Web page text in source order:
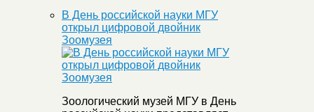
В День российской науки МГУ
открыл цифровой двойник
Зоомузея
Зоологический музей МГУ в День